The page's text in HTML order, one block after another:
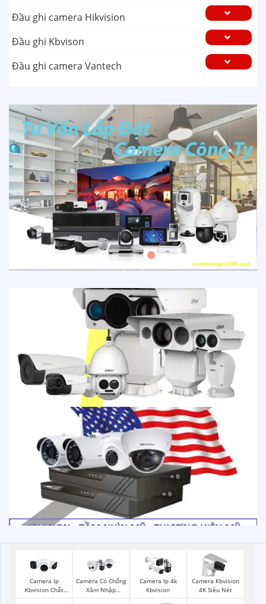
Đầu ghi camera Hikvision
Đầu ghi Kbvison
Đầu ghi camera Vantech
Camera Ip
Kbvision Chất
Camera Có Chống
Xâm Nhập
Camera Ip 4k
Kbvision
Camera Kbvision
4K Siêu Nét